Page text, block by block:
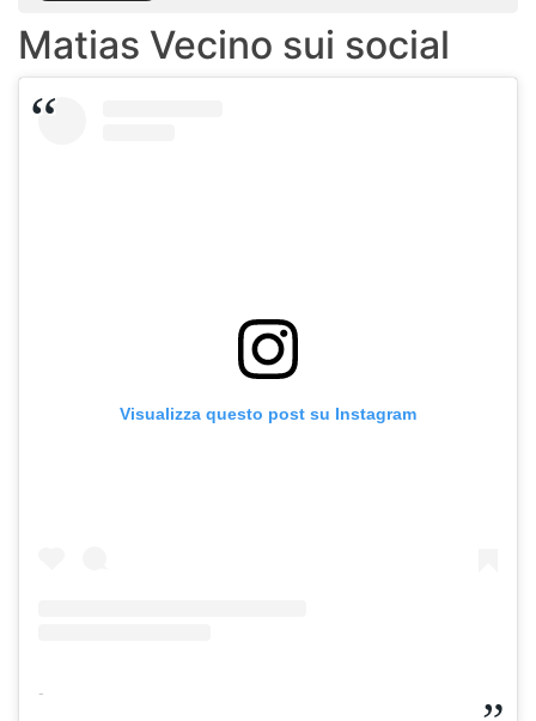
Matias Vecino sui social
Visualizza questo post su Instagram
-